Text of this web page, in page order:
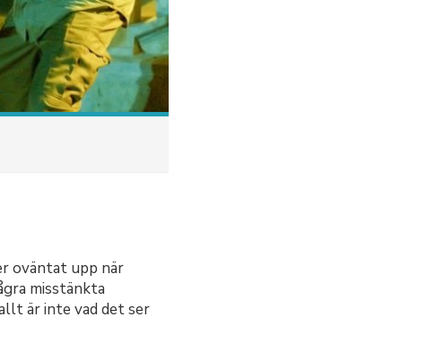
oväntat upp när
misstänkta
är inte vad det ser